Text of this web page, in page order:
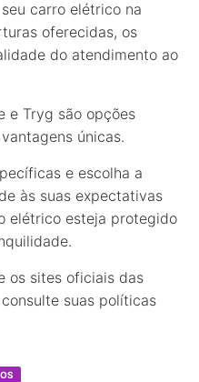
carro elétrico na
oferecidas, os
do atendimento ao
e Tryg são opções
únicas.
e escolha a
às suas expectativas
elétrico esteja protegido
os sites oficiais das
suas políticas